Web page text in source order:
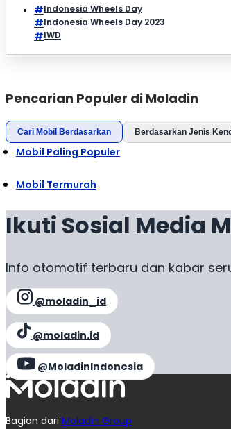
Indonesia Wheels Day
Indonesia Wheels Day 2023
IWD
Pencarian Populer di Moladin
Cari Mobil Berdasarkan Berdasarkan Jenis
Mobil Paling Populer
Mobil Termurah
Ikuti Sosial Media
Info otomotif terbaru dan kabar
@moladin_id
@moladin.id
@MoladinIndonesia
Bagian dari Moladin Group